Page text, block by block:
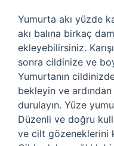
Yumurta akı yüzde
akı balına birkaç
ekleyebilirsiniz.
sonra cildinize ve
Yumurtanın
bekleyin ve
durulayın. Yüze
Düzenli ve doğru
ve cilt gözeneklerini